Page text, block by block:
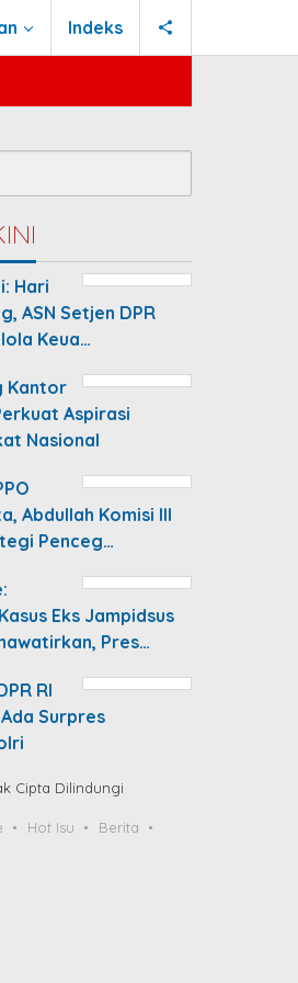
Indeks
Hari
ASN Setjen DPR
Keua…
Kantor
Aspirasi
Nasional
Abdullah Komisi III
Penceg…
Eks Jampidsus
Pres…
RI
Surpres
Cipta Dilindungi
Hot Isu
Berita